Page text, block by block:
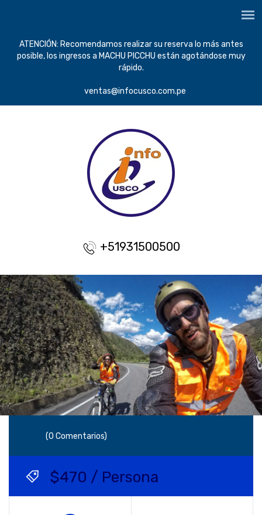
ATENCIÓN: Recomendamos realizar su reserva lo más antes
posible, los ingresos a MACHU PICCHU están agotándose muy
rápido.
ventas@infocusco.com.pe
+51931500500
(0 Comentarios)
$470 / Persona